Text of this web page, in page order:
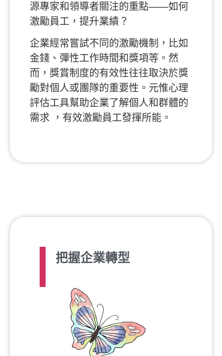
源專家和領導者關注的重點——如何
激勵員工，提升業績？
企業經常嘗試不同的激勵機制，比如
金錢、 彈性工作時間和獎項等。然
而，獎賞制度的有效性往往取決於獎
勵對個人或團隊的重要性。元惟心理
評估工具幫助企業了解個人和群體的
需求 ，有效激勵員工發揮所能。
把握企業轉型